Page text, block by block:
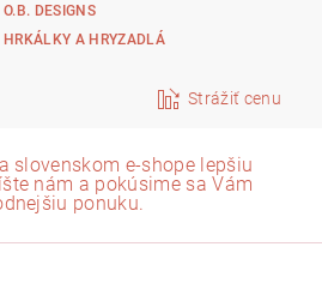
O.B. DESIGNS
HRKÁLKY A HRYZADLÁ
Strážiť cenu
slovenskom e-shope lepšiu
nám a pokúsime sa Vám
ponuku.